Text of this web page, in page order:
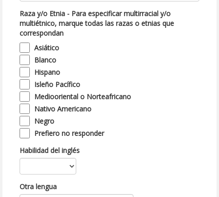
Raza y/o Etnia - Para especificar multirracial y/o
multiétnico, marque todas las razas o etnias que
correspondan
Asiático
Blanco
Hispano
Isleño Pacífico
Mediooriental o Norteafricano
Nativo Americano
Negro
Prefiero no responder
Habilidad del inglés
Otra lengua